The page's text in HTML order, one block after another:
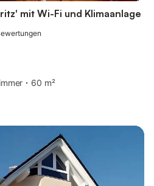
mit Wi-Fi und Klimaanlage
60 m²